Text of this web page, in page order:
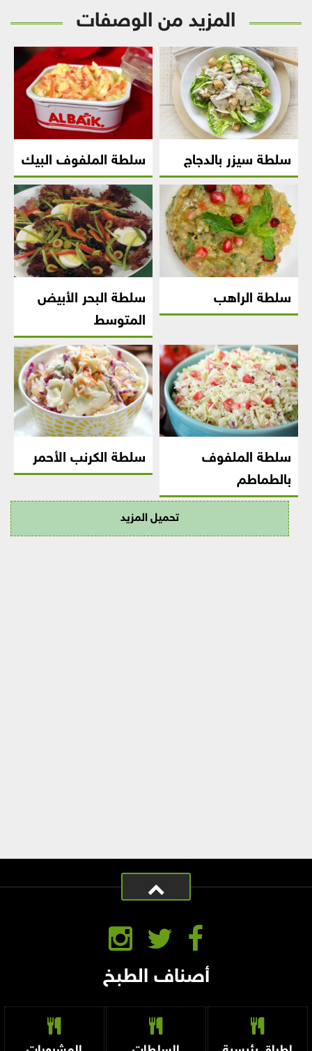
المزيد من الوصفات
سلطة سيزر بالدجاج سلطة الملفوف البيك
سلطة الراهب
سلطة البحر الأبيض
المتوسط
سلطة الملفوف
بالطماطم
سلطة الكرنب الأحمر
تحميل المزيد
أصناف الطبخ